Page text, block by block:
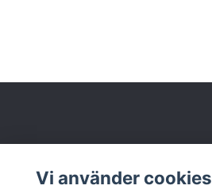
Vi använder cookies